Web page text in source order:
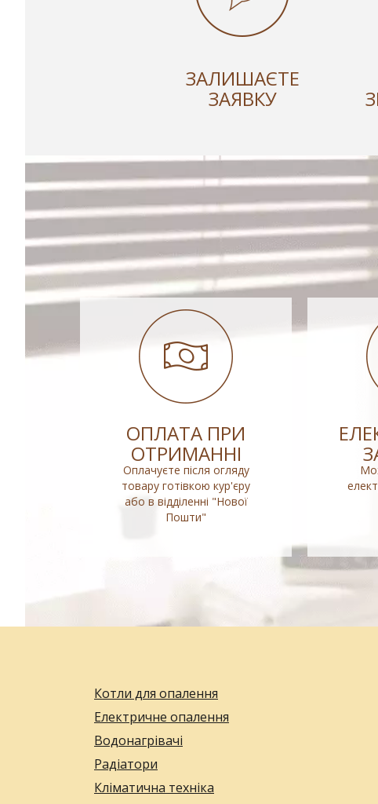
ЗАЛИШАЄТЕ
ЗАЯВКУ
ОПЛАТА ПРИ
ОТРИМАННІ
Оплачуєте після огляду
товару готівкою кур'єру
або в відділенні "Нової
Пошти"
Котли для опалення
Електричне опалення
Водонагрівачі
Радіатори
Кліматична техніка